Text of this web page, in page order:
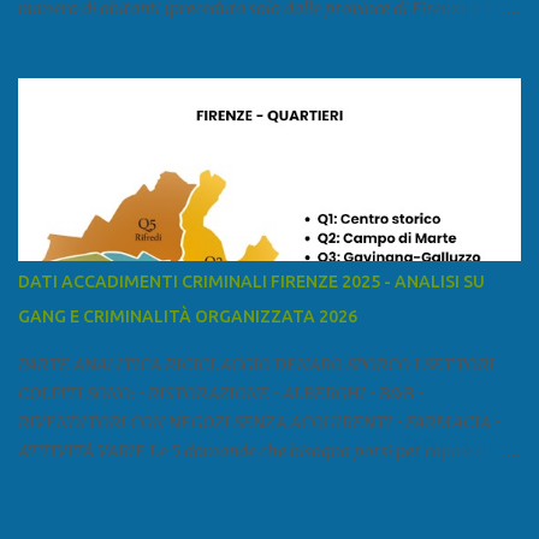
numero di abitanti (preceduta solo dalle province di Firenze e Pisa)
a est con le province di Pistoia e di Firenze, a sud con la provincia di
Lucca Ÿ la Versilia Ÿ la Media Valle del Serchio Ÿ la Garfagnana
Fonte: wikipedia Presenze mafiose e criminali (principali) Le
presenze mafiose in provincia sono assai rilevanti. Si segnala che
Livorno e Lucca agiscono i clan dei Fedele...” Dalla ricerc...
DATI ACCADIMENTI CRIMINALI FIRENZE 2025 - ANALISI SU
GANG E CRIMINALITÀ ORGANIZZATA 2026
PARTE ANALITICA RICICLAGGIO DENARO SPORCO I SETTORI
COLPITI SONO: • RISTORAZIONE • ALBERGHI • B&B •
RIVENDITORI CON NEGOZI SENZA ACQUIRENTI • FARMACIA •
ATTIVITÀ VARIE Le 5 domande che bisogna porsi per capire e